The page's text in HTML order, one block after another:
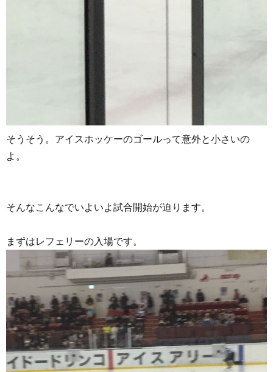
そうそう。アイスホッケーのゴールって意外と小さいの
よ。
そんなこんなでいよいよ試合開始が迫ります。
まずはレフェリーの入場です。